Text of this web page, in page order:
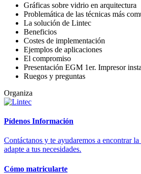
Gráficas sobre vidrio en arquitectura
Problemática de las técnicas más
La solución de Lintec
Beneficios
Costes de implementación
Ejemplos de aplicaciones
El compromiso
Presentación EGM 1er. Impresor
Ruegos y preguntas
Organiza
Pídenos Información
Contáctanos y te ayudaremos a encontrar
adapte a tus necesidades.
Cómo matricularte